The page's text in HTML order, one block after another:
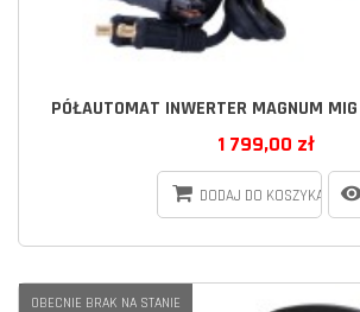
PÓŁAUTOMAT INWERTER MAGNUM
1 799,00 zł
DODAJ DO KOSZYKA
OBECNIE BRAK NA STANIE